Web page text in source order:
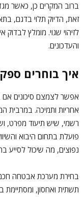
ברוב המקרים כן, כאשר
זאת, הדיוק תלוי בדגם,
לזיהוי שגוי. מומלץ לבדוק
והעדכונים.
איך בוחרים
אפשר לצמצם סיכונים
אחריות ותמיכה. במרבית
רשמי, שיש תיעוד מפרט,
פועלת בתחום היבוא
נפוצים, מה שיכול לסייע
בחירת מערכת אבטחה
תשתית ואחסון, ומסתיימת